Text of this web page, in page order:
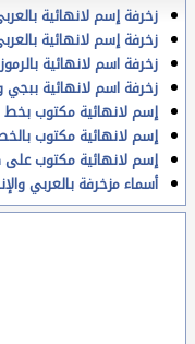
زخرفة إسم لانهائية
زخرفة إسم لانهائية
زخرفة اسم لانهائية
زخرفة اسم لانهائية ببجي
إسم لانهائية مكتوب
إسم لانهائية مكتوب
إسم لانهائية مكتوب
أسماء مزخرفة بالعربي